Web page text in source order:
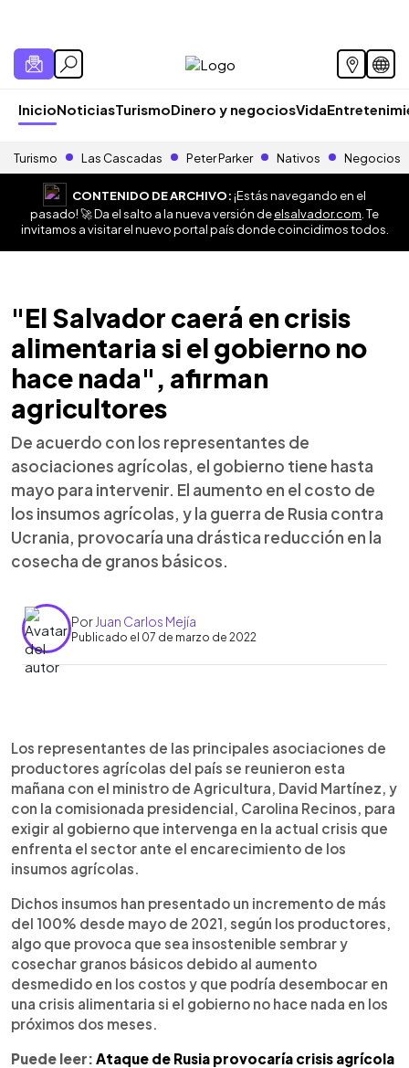
InicioNoticiasTurismoDinero y negociosVida
Turismo Las Cascadas Peter Parker Nativos Negocios
CONTENIDO DE ARCHIVO:¡Estás navegando en el
pasado! 🚀 Da el salto a la nueva versión deelsalvador.com . Te
invitamos a visitar el nuevo portal país donde coincidimos todos.
"El Salvador caerá en crisis
alimentaria si el gobierno no
hace nada", afirman
agricultores
De acuerdo con los representantes de
asociaciones agrícolas, el gobierno tiene hasta
mayo para intervenir. El aumento en el costo de
los insumos agrícolas, y la guerra de Rusia contra
Ucrania, provocaría una drástica reducción en la
cosecha de granos básicos.
Por Juan Carlos Mejía
Publicado el 07 de marzo de 2022
Escuchar artículo
Los representantes de las principales asociaciones de
productores agrícolas del país se reunieron esta
mañana con el ministro de Agricultura, David Martínez, y
con la comisionada presidencial, Carolina Recinos, para
exigir al gobierno que intervenga en la actual crisis que
enfrenta el sector ante el encarecimiento de los
insumos agrícolas.
Dichos insumos han presentado un incremento de más
del 100% desde mayo de 2021, según los productores,
algo que provoca que sea insostenible sembrar y
cosechar granos básicos debido al aumento
desmedido en los costos y que podría desembocar en
una crisis alimentaria si el gobierno no hace nada en los
próximos dos meses.
Puede leer: Ataque de Rusia provocaría crisis agrícola